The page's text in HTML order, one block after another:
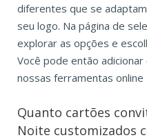
diferentes que se
seu logo. Na página de
explorar as opções e
Você pode então
nossas ferramentas online
Quanto cartões
Noite customizados